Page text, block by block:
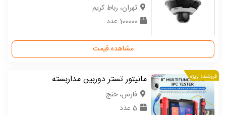
تهران، رباط کریم
100000 عدد
مشاهده قیمت
فروشنده ویژه مانیتور تستر دوربین مداربسته
فارس، خنج
5 عدد